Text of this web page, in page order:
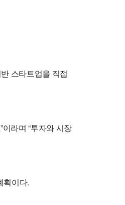
스타트업을 직접
라며 “투자와 시장
획이다.